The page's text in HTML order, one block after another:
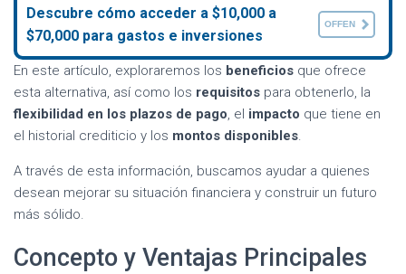
Descubre cómo acceder a $10,000 a
$70,000 para gastos e inversiones
OFFEN
En este artículo, exploraremos los beneficios que ofrece
esta alternativa, así como los requisitos para obtenerlo, la
flexibilidad en los plazos de pago, el impacto que tiene en
el historial crediticio y los montos disponibles.
A través de esta información, buscamos ayudar a quienes
desean mejorar su situación financiera y construir un futuro
más sólido.
Concepto y Ventajas Principales